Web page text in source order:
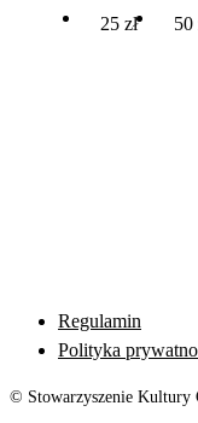
25 zł 50
Regulamin
Polityka
© Stowarzyszenie Kultury